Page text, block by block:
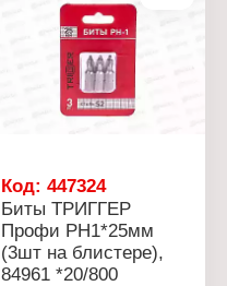
Количество в упаковке: 2
Код:447324
Биты ТРИГГЕР
Профи PH1*25мм
(3шт на блистере),
84961 *20/800